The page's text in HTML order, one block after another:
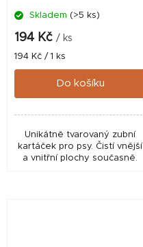
Skladem (>5 ks)
194 Kč / ks
Měrná
cena:
194 Kč / 1 ks
Do košíku
Unikátně tvarovaný zubní
kartáček pro psy. Čistí vnější
a vnitřní plochy současně.